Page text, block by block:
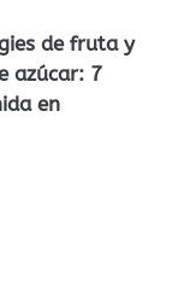
de fruta y
azúcar: 7
en